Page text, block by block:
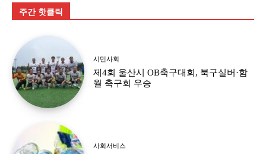
주간 핫클릭
시민사회
제4회 울산시 OB축구대회, 북구실버·함
월 축구회 우승
사회서비스